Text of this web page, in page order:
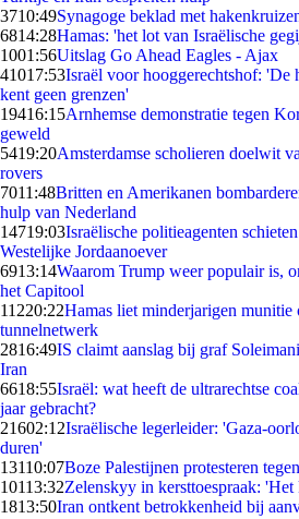
3710:49Synagoge beklad met
6814:28Hamas: 'het lot van Israëlische
1001:56Uitslag Go Ahead Eagles - Ajax
41017:53Israël voor hooggerechtshof:
kent geen grenzen'
19416:15Arnhemse demonstratie tegen
geweld
5419:20Amsterdamse scholieren doelwit
rovers
7011:48Britten en Amerikanen
hulp van Nederland
14719:03Israëlische politieagenten
Westelijke Jordaanoever
6913:14Waarom Trump weer populair is,
het Capitool
11220:22Hamas liet minderjarigen munitie
tunnelnetwerk
2816:49IS claimt aanslag bij graf
Iran
6618:55Israël: wat heeft de ultrarechtse
jaar gebracht?
21602:12Israëlische legerleider: 'Gaza-
duren'
13110:07Boze Palestijnen protesteren
10113:32Zelenskyy in kersttoespraak:
1813:50Iran ontkent betrokkenheid bij